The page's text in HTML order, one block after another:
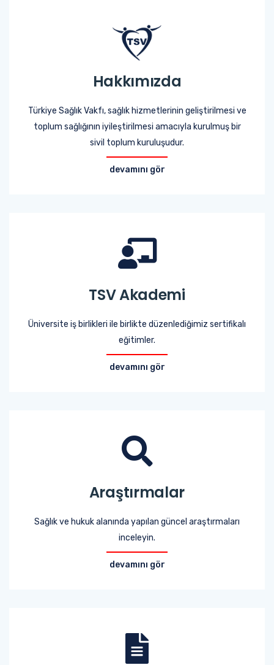
Hakkımızda
Türkiye Sağlık Vakfı, sağlık hizmetlerinin geliştirilmesi ve
toplum sağlığının iyileştirilmesi amacıyla kurulmuş bir
sivil toplum kuruluşudur.
devamını gör
TSV Akademi
Üniversite iş birlikleri ile birlikte düzenlediğimiz sertifikalı
eğitimler.
devamını gör
Araştırmalar
Sağlık ve hukuk alanında yapılan güncel araştırmaları
inceleyin.
devamını gör